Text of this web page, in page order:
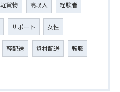
軽貨物 高収入 経験者
サポート 女性
軽配送 資材配送 転職